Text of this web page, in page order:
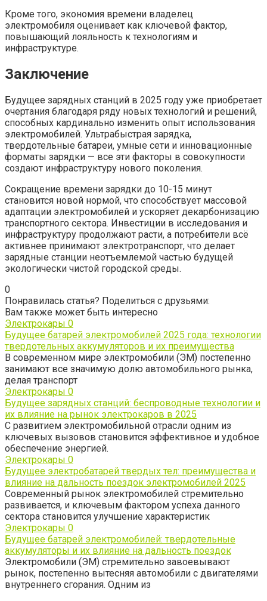
Кроме того, экономия времени владелец
электромобиля оценивает как ключевой фактор,
повышающий лояльность к технологиям и
инфраструктуре.
Заключение
Будущее зарядных станций в 2025 году уже приобретает
очертания благодаря ряду новых технологий и решений,
способных кардинально изменить опыт использования
электромобилей. Ультрабыстрая зарядка,
твердотельные батареи, умные сети и инновационные
форматы зарядки — все эти факторы в совокупности
создают инфраструктуру нового поколения.
Сокращение времени зарядки до 10-15 минут
становится новой нормой, что способствует массовой
адаптации электромобилей и ускоряет декарбонизацию
транспортного сектора. Инвестиции в исследования и
инфраструктуру продолжают расти, а потребители всё
активнее принимают электротранспорт, что делает
зарядные станции неотъемлемой частью будущей
экологически чистой городской среды.
0
Понравилась статья? Поделиться с друзьями:
Вам также может быть интересно
Электрокары 0
Будущее батарей электромобилей 2025 года: технологии
твердотельных аккумуляторов и их преимущества
В современном мире электромобили (ЭМ) постепенно
занимают все значимую долю автомобильного рынка,
делая транспорт
Электрокары 0
Будущее зарядных станций: беспроводные технологии и
их влияние на рынок электрокаров в 2025
С развитием электромобильной отрасли одним из
ключевых вызовов становится эффективное и удобное
обеспечение энергией.
Электрокары 0
Будущее электробатарей твердых тел: преимущества и
влияние на дальность поездок электромобилей 2025
Современный рынок электромобилей стремительно
развивается, и ключевым фактором успеха данного
сектора становится улучшение характеристик
Электрокары 0
Будущее батарей электромобилей: твердотельные
аккумуляторы и их влияние на дальность поездок
Электромобили (ЭМ) стремительно завоевывают
рынок, постепенно вытесняя автомобили с двигателями
внутреннего сгорания. Одним из